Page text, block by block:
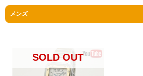
メンズ
SOLD OUT